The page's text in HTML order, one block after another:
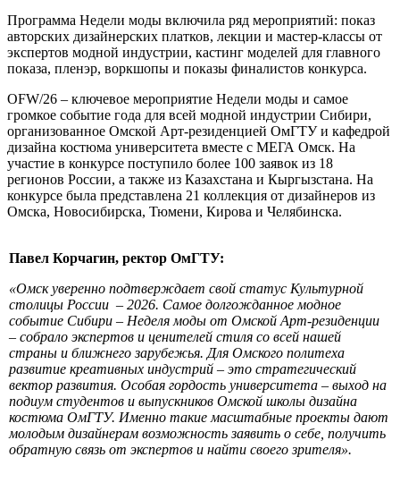
Программа Недели моды включила ряд мероприятий: показ
авторских дизайнерских платков, лекции и мастер-классы от
экспертов модной индустрии, кастинг моделей для главного
показа, пленэр, воркшопы и показы финалистов конкурса.
OFW/26 – ключевое мероприятие Недели моды и самое
громкое событие года для всей модной индустрии Сибири,
организованное Омской Арт-резиденцией ОмГТУ и кафедрой
дизайна костюма университета вместе с МЕГА Омск. На
участие в конкурсе поступило более 100 заявок из 18
регионов России, а также из Казахстана и Кыргызстана. На
конкурсе была представлена 21 коллекция от дизайнеров из
Омска, Новосибирска, Тюмени, Кирова и Челябинска.
Павел Корчагин, ректор ОмГТУ:
«Омск уверенно подтверждает свой статус Культурной
столицы России – 2026. Самое долгожданное модное
событие Сибири – Неделя моды от Омской Арт-резиденции
– собрало экспертов и ценителей стиля со всей нашей
страны и ближнего зарубежья. Для Омского политеха
развитие креативных индустрий – это стратегический
вектор развития. Особая гордость университета – выход на
подиум студентов и выпускников Омской школы дизайна
костюма ОмГТУ. Именно такие масштабные проекты дают
молодым дизайнерам возможность заявить о себе, получить
обратную связь от экспертов и найти своего зрителя».